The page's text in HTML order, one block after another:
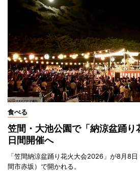
食べる
笠間・大池公園で「納涼盆踊
日間開催へ
「笠間納涼盆踊り花火大会2026」が8月8
間市赤坂）で開かれる。